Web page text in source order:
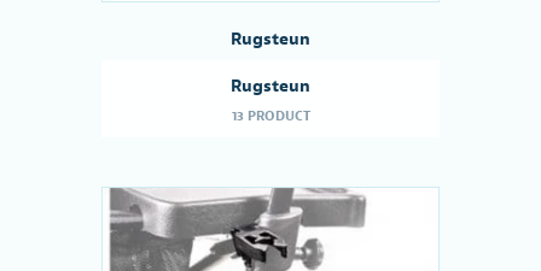
Rugsteun
Rugsteun
13 PRODUCT